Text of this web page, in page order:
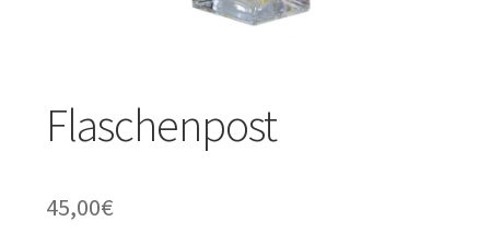
Orchideen und Zimmerpflanzen
Geschenke
Flaschenpost
45,00€